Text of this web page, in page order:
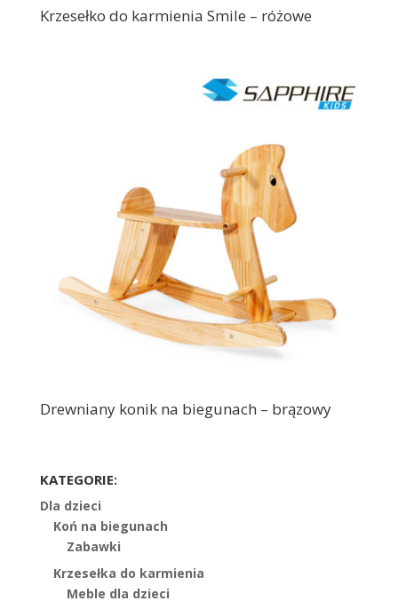
Krzesełko do karmienia Smile – różowe
Drewniany konik na biegunach – brązowy
KATEGORIE:
Dla dzieci
Koń na biegunach
Zabawki
Krzesełka do karmienia
Meble dla dzieci